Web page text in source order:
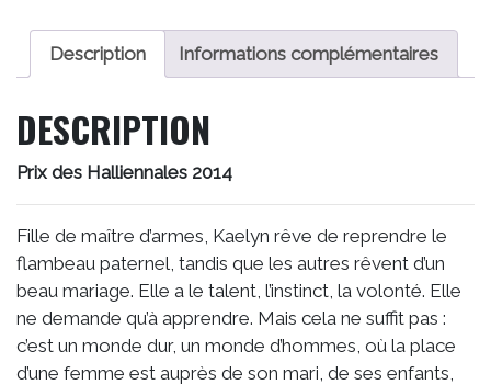
La
Maîtresse
Description Informations complémentaires
DESCRIPTION
Prix des Halliennales 2014
Fille de maître d’armes, Kaelyn rêve de reprendre le
flambeau paternel, tandis que les autres rêvent d’un
beau mariage. Elle a le talent, l’instinct, la volonté. Elle
ne demande qu’à apprendre. Mais cela ne suffit pas :
c’est un monde dur, un monde d’hommes, où la place
d’une femme est auprès de son mari, de ses enfants,